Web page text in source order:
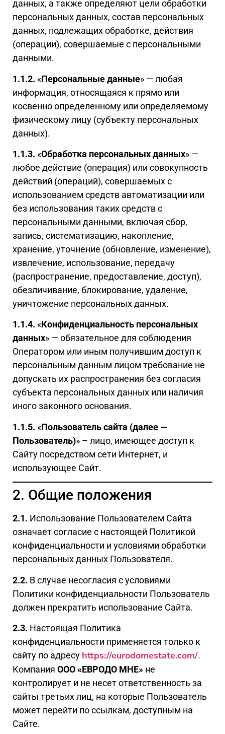
данных, а также определяют цели обработки
персональных данных, состав персональных
данных, подлежащих обработке, действия
(операции), совершаемые с персональными
данными.
1.1.2. «Персональные данные» — любая
информация, относящаяся к прямо или
косвенно определенному или определяемому
физическому лицу (субъекту персональных
данных).
1.1.3. «Обработка персональных данных» —
любое действие (операция) или совокупность
действий (операций), совершаемых с
использованием средств автоматизации или
без использования таких средств с
персональными данными, включая сбор,
запись, систематизацию, накопление,
хранение, уточнение (обновление, изменение),
извлечение, использование, передачу
(распространение, предоставление, доступ),
обезличивание, блокирование, удаление,
уничтожение персональных данных.
1.1.4. «Конфиденциальность персональных
данных» — обязательное для соблюдения
Оператором или иным получившим доступ к
персональным данным лицом требование не
допускать их распространения без согласия
субъекта персональных данных или наличия
иного законного основания.
1.1.5. «Пользователь сайта (далее —
Пользователь)» – лицо, имеющее доступ к
Сайту посредством сети Интернет, и
использующее Сайт.
2. Общие положения
2.1. Использование Пользователем Сайта
означает согласие с настоящей Политикой
конфиденциальности и условиями обработки
персональных данных Пользователя.
2.2. В случае несогласия с условиями
Политики конфиденциальности Пользователь
должен прекратить использование Сайта.
2.3. Настоящая Политика
конфиденциальности применяется только к
сайту по адресу https://eurodomestate.com/.
Компания ООО «ЕВРОДО МНЕ» не
контролирует и не несет ответственность за
сайты третьих лиц, на которые Пользователь
может перейти по ссылкам, доступным на
Сайте.